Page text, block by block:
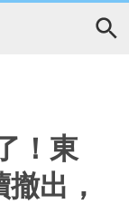
！東
出，